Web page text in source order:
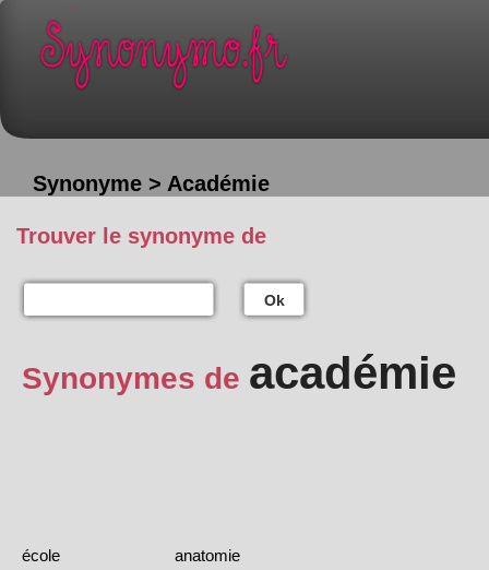
Synonyme > Académie
Trouver le synonyme de
Ok
Synonymes de académie
école
anatomie